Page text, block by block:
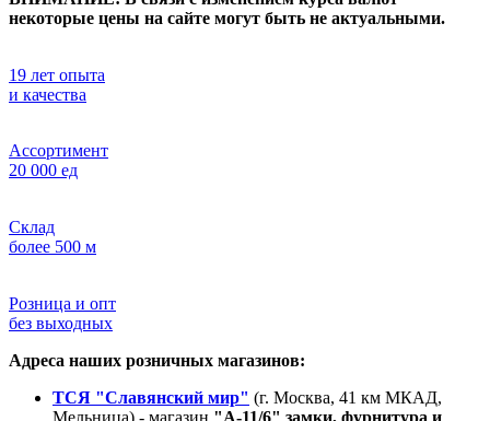
некоторые цены на сайте могут быть не актуальными.
19 лет опыта
и качества
Ассортимент
20 000 ед
Склад
более 500 м
Розница и опт
без выходных
Адреса наших розничных магазинов:
ТСЯ "Славянский мир" (г. Москва, 41 км МКАД,